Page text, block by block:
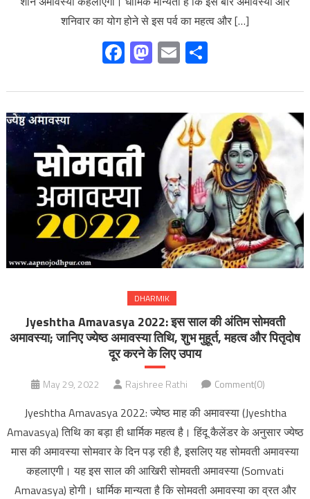
शनिवार का योग होने से इस पर्व का महत्व और […]
Facebook
Mastodon
Email
DHARMIK
Jyeshtha Amavasya 2022: इस साल की अंतिम सोमवती
अमावस्या; जानिए ज्येष्ठ अमावस्या तिथि, शुभ मुहूर्त, महत्व और पितृदोष
दूर करने के लिए उपाय
May 29, 2022 Rajshree Rathi Comment(0)
Jyeshtha Amavasya 2022: ज्येष्ठ माह की अमावस्या (Jyeshtha
Amavasya) तिथि का बड़ा ही धार्मिक महत्व है। हिंदू कैलेंडर के अनुसार ज्येष्ठ
मास की अमावस्या सोमवार के दिन पड़ रही है, इसलिए यह सोमवती अमावस्या
कहलाएगी। यह इस साल की आखिरी सोमवती अमावस्या (Somvati
Amavasya) होगी। धार्मिक मान्यता है कि सोमवती अमावस्या का व्रत और